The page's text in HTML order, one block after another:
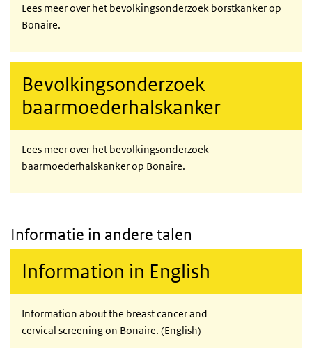
Lees meer over het bevolkingsonderzoek borstkanker op
Bonaire.
Bevolkingsonderzoek
baarmoederhalskanker
Lees meer over het bevolkingsonderzoek
baarmoederhalskanker op Bonaire.
Informatie in andere talen
Information in English
Information about the breast cancer and
cervical screening on Bonaire. (English)